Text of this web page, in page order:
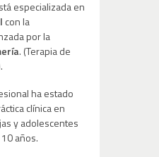
especializada en
con la
por la
. (Terapia de
ha estado
clínica en
y adolescentes
años.